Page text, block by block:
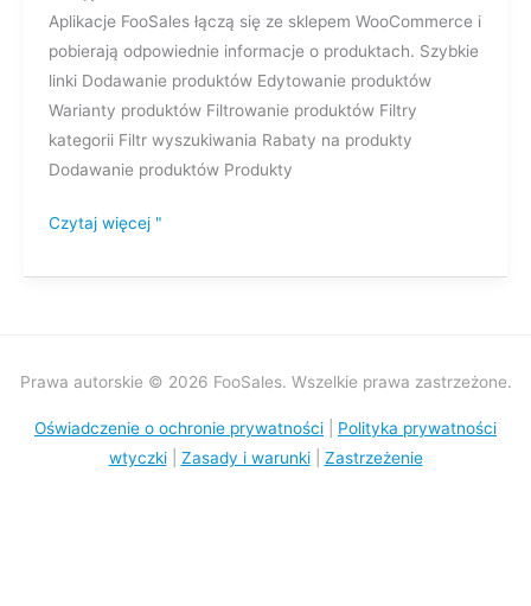
Aplikacje FooSales łączą się ze sklepem WooCommerce i
pobierają odpowiednie informacje o produktach. Szybkie
linki Dodawanie produktów Edytowanie produktów
Warianty produktów Filtrowanie produktów Filtry
kategorii Filtr wyszukiwania Rabaty na produkty
Dodawanie produktów Produkty
Czytaj więcej "
Prawa autorskie © 2026 FooSales. Wszelkie prawa zastrzeżone.
Oświadczenie o ochronie prywatności
Polityka prywatności
wtyczki| Zasady i warunki| Zastrzeżenie